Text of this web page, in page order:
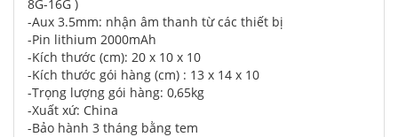
8G-16G )
-Aux 3.5mm: nhận âm thanh từ các thiết bị
-Pin lithium 2000mAh
-Kích thước (cm): 20 x 10 x 10
-Kích thước gói hàng (cm) : 13 x 14 x 10
-Trọng lượng gói hàng: 0,65kg
-Xuất xứ: China
-Bảo hành 3 tháng bằng tem